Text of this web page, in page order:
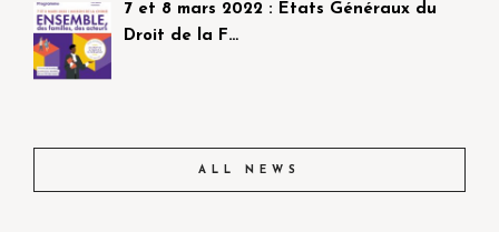
7 et 8 mars 2022 : États Généraux du
Droit de la F…
ALL NEWS